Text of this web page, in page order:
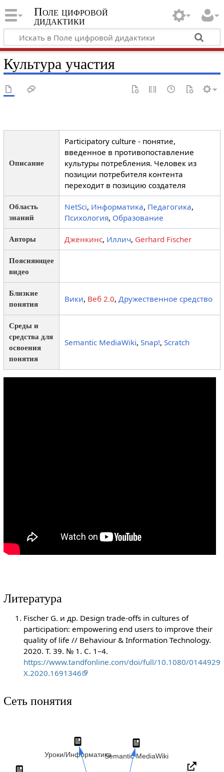
Поле цифровой
дидактики
Культура участия
Описание
Participatory culture - понятие,
введенное в противопоставление
культуры потребления. Человек из
позиции потребителя контента
переходит в позицию создателя
Область
знаний
NetSci, Информатика, Педагогика,
Психология, Образование
Авторы Дженкинс, Иллич, Gerhard Fischer
Поясняющее
видео
Близкие
понятия
Вики, Веб 2.0, Дружественное средство
Среды и
средства для
освоения
понятия
Semantic MediaWiki, Snap!, Scratch
Литература
Fischer G. и др. Design trade-offs in cultures of
participation: empowering end users to improve their
quality of life // Behaviour & Information Technology.
2020. Т. 39. № 1. С. 1–4.
https://www.tandfonline.com/doi/full/10.1080/0144929
X.2020.1691346
Сеть понятия